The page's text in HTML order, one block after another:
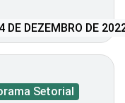
DE DEZEMBRO DE
Setorial